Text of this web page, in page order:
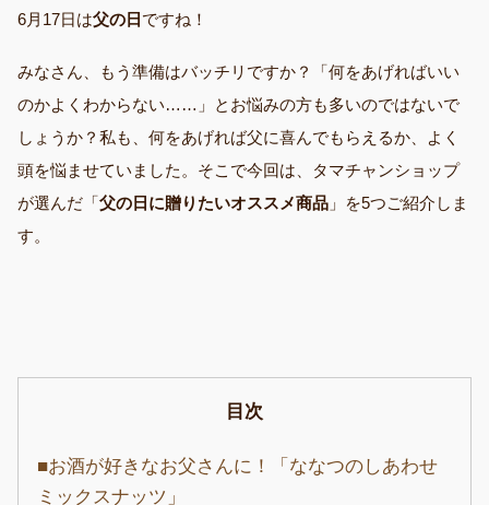
6月17日は父の日 ですね！
みなさん、もう準備はバッチリですか？「何をあげればいい
のかよくわからない……」とお悩みの方も多いのではないで
しょうか？私も、何をあげれば父に喜んでもらえるか、よく
頭を悩ませていました。そこで今回は、タマチャンショップ
が選んだ「父の日に贈りたいオススメ商品 」を5つご紹介しま
す。
目次
■お酒が好きなお父さんに！「ななつのしあわせ
ミックスナッツ」